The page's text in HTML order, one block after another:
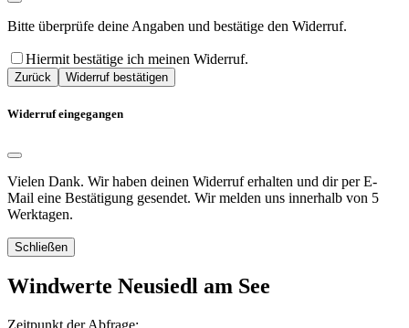
Bitte überprüfe deine Angaben und bestätige den Widerruf.
Hiermit bestätige ich meinen Widerruf.
Zurück Widerruf bestätigen
Widerruf eingegangen
Vielen Dank. Wir haben deinen Widerruf erhalten und dir per E-
Mail eine Bestätigung gesendet. Wir melden uns innerhalb von 5
Werktagen.
Schließen
Windwerte Neusiedl am See